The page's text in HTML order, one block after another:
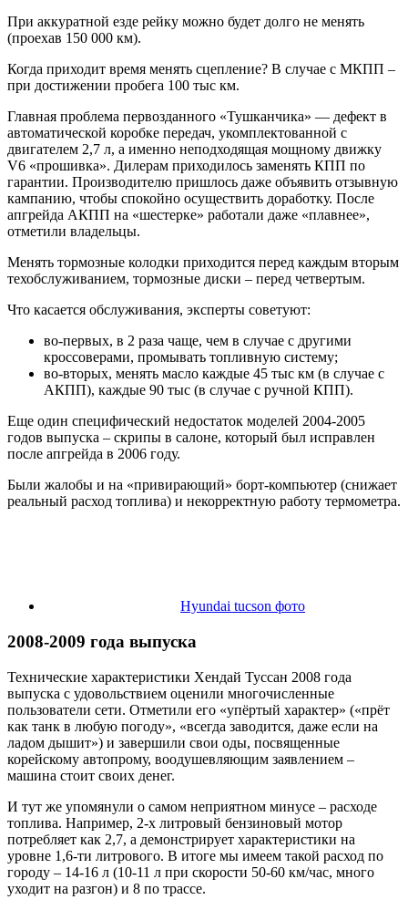
При аккуратной езде рейку можно будет долго не менять
(проехав 150 000 км).
Когда приходит время менять сцепление? В случае с МКПП –
при достижении пробега 100 тыс км.
Главная проблема первозданного «Тушканчика» — дефект в
автоматической коробке передач, укомплектованной с
двигателем 2,7 л, а именно неподходящая мощному движку
V6 «прошивка». Дилерам приходилось заменять КПП по
гарантии. Производителю пришлось даже объявить отзывную
кампанию, чтобы спокойно осуществить доработку. После
апгрейда АКПП на «шестерке» работали даже «плавнее»,
отметили владельцы.
Менять тормозные колодки приходится перед каждым вторым
техобслуживанием, тормозные диски – перед четвертым.
Что касается обслуживания, эксперты советуют:
во-первых, в 2 раза чаще, чем в случае с другими
кроссоверами, промывать топливную систему;
во-вторых, менять масло каждые 45 тыс км (в случае с
АКПП), каждые 90 тыс (в случае с ручной КПП).
Еще один специфический недостаток моделей 2004-2005
годов выпуска – скрипы в салоне, который был исправлен
после апгрейда в 2006 году.
Были жалобы и на «привирающий» борт-компьютер (снижает
реальный расход топлива) и некорректную работу термометра.
Hyundai tucson фото
2008-2009 года выпуска
Технические характеристики Хендай Туссан 2008 года
выпуска с удовольствием оценили многочисленные
пользователи сети. Отметили его «упёртый характер» («прёт
как танк в любую погоду», «всегда заводится, даже если на
ладом дышит») и завершили свои оды, посвященные
корейскому автопрому, воодушевляющим заявлением –
машина стоит своих денег.
И тут же упомянули о самом неприятном минусе – расходе
топлива. Например, 2-х литровый бензиновый мотор
потребляет как 2,7, а демонстрирует характеристики на
уровне 1,6-ти литрового. В итоге мы имеем такой расход по
городу – 14-16 л (10-11 л при скорости 50-60 км/час, много
уходит на разгон) и 8 по трассе.